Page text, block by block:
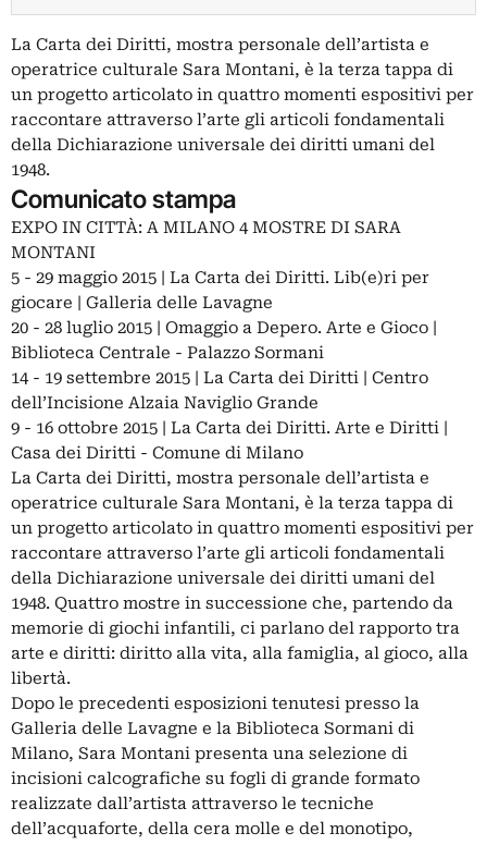
La Carta dei Diritti, mostra personale dell’artista e
operatrice culturale Sara Montani, è la terza tappa di
un progetto articolato in quattro momenti espositivi per
raccontare attraverso l’arte gli articoli fondamentali
della Dichiarazione universale dei diritti umani del
1948.
Comunicato stampa
EXPO IN CITTÀ: A MILANO 4 MOSTRE DI SARA
MONTANI
5 - 29 maggio 2015 | La Carta dei Diritti. Lib(e)ri per
giocare | Galleria delle Lavagne
20 - 28 luglio 2015 | Omaggio a Depero. Arte e Gioco |
Biblioteca Centrale - Palazzo Sormani
14 - 19 settembre 2015 | La Carta dei Diritti | Centro
dell’Incisione Alzaia Naviglio Grande
9 - 16 ottobre 2015 | La Carta dei Diritti. Arte e Diritti |
Casa dei Diritti - Comune di Milano
La Carta dei Diritti, mostra personale dell’artista e
operatrice culturale Sara Montani, è la terza tappa di
un progetto articolato in quattro momenti espositivi per
raccontare attraverso l’arte gli articoli fondamentali
della Dichiarazione universale dei diritti umani del
1948. Quattro mostre in successione che, partendo da
memorie di giochi infantili, ci parlano del rapporto tra
arte e diritti: diritto alla vita, alla famiglia, al gioco, alla
libertà.
Dopo le precedenti esposizioni tenutesi presso la
Galleria delle Lavagne e la Biblioteca Sormani di
Milano, Sara Montani presenta una selezione di
incisioni calcografiche su fogli di grande formato
realizzate dall’artista attraverso le tecniche
dell’acquaforte, della cera molle e del monotipo,